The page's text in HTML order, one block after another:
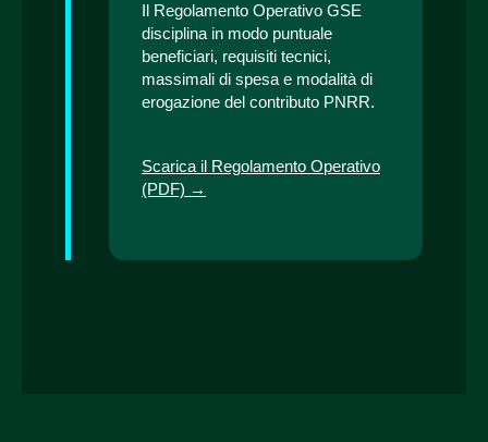
Il Regolamento Operativo GSE
disciplina in modo puntuale
beneficiari, requisiti tecnici,
massimali di spesa e modalità di
erogazione del contributo PNRR.
Scarica il Regolamento Operativo
(PDF) →